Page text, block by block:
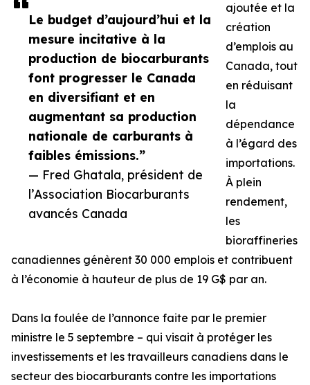
Le budget d’aujourd’hui et la
mesure incitative à la
production de biocarburants
font progresser le Canada
en diversifiant et en
augmentant sa production
nationale de carburants à
faibles émissions.”
— Fred Ghatala, président de
l’Association Biocarburants
avancés Canada
ajoutée et la
création
d’emplois au
Canada, tout
en réduisant
la
dépendance
à l’égard des
importations.
À plein
rendement,
les
bioraffineries
canadiennes génèrent 30 000 emplois et contribuent
à l’économie à hauteur de plus de 19 G$ par an.
Dans la foulée de l’annonce faite par le premier
ministre le 5 septembre – qui visait à protéger les
investissements et les travailleurs canadiens dans le
secteur des biocarburants contre les importations